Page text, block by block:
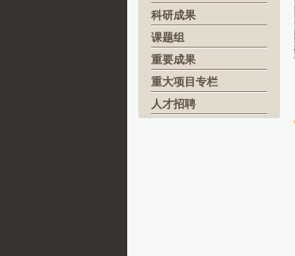
科研成果
课题组
重要成果
重大项目专栏
人才招聘